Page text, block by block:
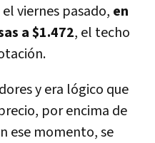
viernes pasado, en
a $1.472, el techo
y era lógico que
por encima de
ese momento, se